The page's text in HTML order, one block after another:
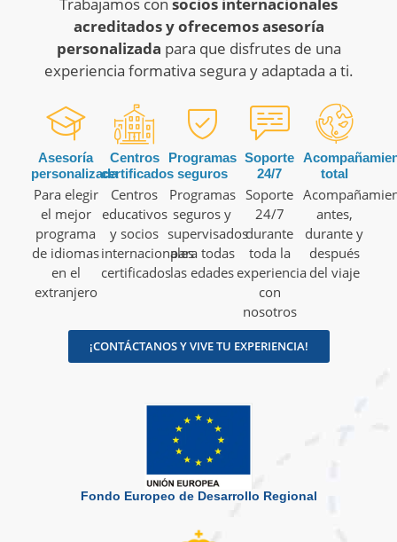
acreditados y ofrecemos asesoría
personalizada para que disfrutes de una
experiencia formativa segura y adaptada a ti.
Asesoría
personalizada
Para elegir
el mejor
programa
de idiomas
en el
extranjero
Centros
certificados
Centros
educativos
y socios
internacionales
certificados
Programas
seguros
Programas
seguros y
supervisados
para todas
las edades
Soporte
24/7
Soporte
24/7
durante
toda la
experiencia
con
nosotros
total
antes,
durante y
después
del viaje
¡CONTÁCTANOS Y VIVE TU EXPERIENCIA!
Fondo Europeo de Desarrollo Regional